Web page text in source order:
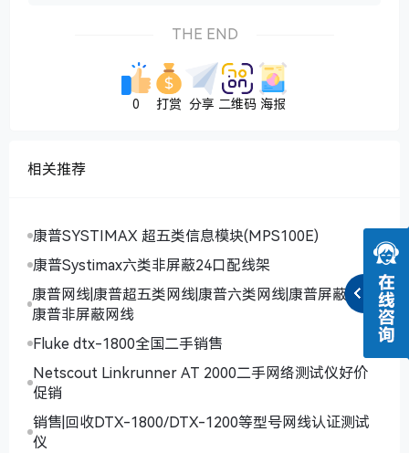
THE END
0 打赏 分享 二维码 海报
相关推荐
康普SYSTIMAX 超五类信息模块(MPS100E)
康普Systimax六类非屏蔽24口配线架
康普网线|康普超五类网线|康普六类网线|康普屏蔽网线|
康普非屏蔽网线
Fluke dtx-1800全国二手销售
Netscout Linkrunner AT 2000二手网络测试仪好价
促销
销售|回收DTX-1800/DTX-1200等型号网线认证测试
仪